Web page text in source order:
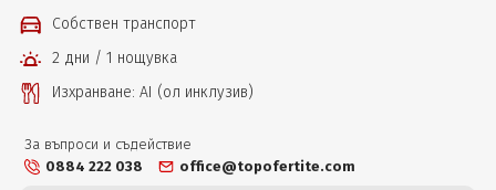
Собствен транспорт
2 дни / 1 нощувка
Изхранване: AI (ол инклузив)
За въпроси и съдействие
0884 222 038
office@topofertite.com